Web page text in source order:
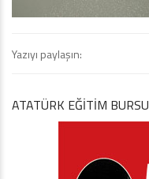
Yazıyı paylaşın:
ATATÜRK EĞITIM BURSU